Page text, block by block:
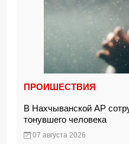
ПРОИШЕСТВИЯ
В Нахчыванской АР
тонувшего человека
07 августа 2026